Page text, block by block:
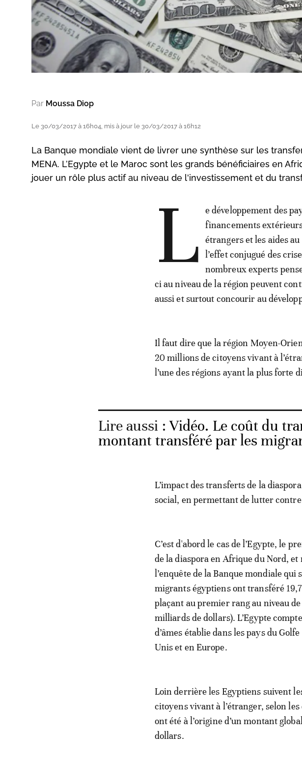
Par Moussa Diop
Le 30/03/2017 à 16h04, mis à jour le 30/03/2017 à 16h12
La Banque mondiale vient de livrer une synthèse sur les
MENA. L’Egypte et le Maroc sont les grands bénéficiaires en
jouer un rôle plus actif au niveau de l'investissement et du
L
e développement des
financements
étrangers et les aides
l’effet conjugué des
nombreux experts
ci au niveau de la région peuvent
aussi et surtout concourir au
Il faut dire que la région Moyen-
20 millions de citoyens vivant à
l’une des régions ayant la plus forte
Lire aussi :Vidéo. Le coût du
montant transféré par les
L’impact des transferts de la
social, en permettant de lutter
C’est d'abord le cas de l’Egypte, le
de la diaspora en Afrique du Nord,
l’enquête de la Banque mondiale qui
migrants égyptiens ont transféré
plaçant au premier rang au niveau
milliards de dollars). L’Egypte
d’âmes établie dans les pays du
Unis et en Europe.
Loin derrière les Egyptiens suivent
citoyens vivant à l’étranger, selon
ont été à l’origine d’un montant
dollars.